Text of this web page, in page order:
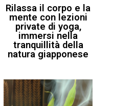
Rilassa il corpo e la
mente con lezioni
private di yoga,
immersi nella
tranquillità della
natura giapponese